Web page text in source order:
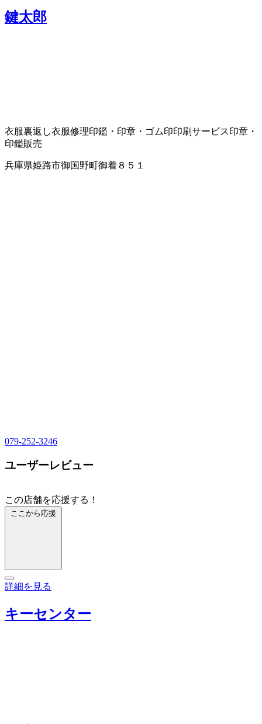
鍵太郎
衣服裏返し衣服修理印鑑・印章・ゴム印印刷サービス印章・
印鑑販売
兵庫県姫路市御国野町御着８５１
079-252-3246
ユーザーレビュー
この店舗を応援する！
ここから応援
詳細を見る
キーセンター